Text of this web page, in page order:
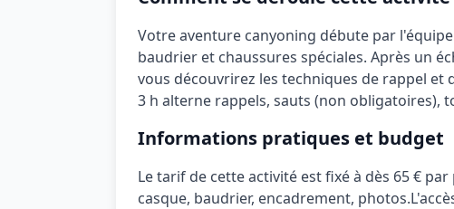
Votre aventure canyoning débute par
baudrier et chaussures spéciales. Après un
vous découvrirez les techniques de rappel et
3 h alterne rappels, sauts (non obligatoires),
Informations pratiques et budget
Le tarif de cette activité est fixé à dès 65 € par
casque, baudrier, encadrement, photos.